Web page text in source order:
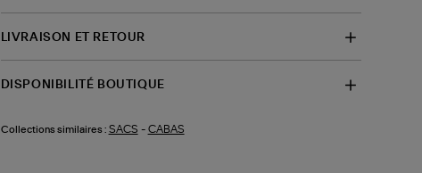
LIVRAISON ET RETOUR
DISPONIBILITÉ BOUTIQUE
Collections similaires : SACS - CABAS